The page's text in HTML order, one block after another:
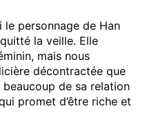
le personnage de Han
la veille. Elle
mais nous
décontractée que
de sa relation
promet d’être riche et